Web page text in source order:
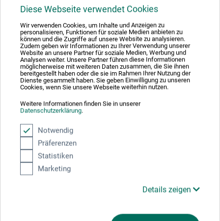
Diese Webseite verwendet Cookies
Wir verwenden Cookies, um Inhalte und Anzeigen zu
personalisieren, Funktionen für soziale Medien anbieten zu
können und die Zugriffe auf unsere Website zu analysieren.
Zudem geben wir Informationen zu Ihrer Verwendung unserer
Website an unsere Partner für soziale Medien, Werbung und
Analysen weiter. Unsere Partner führen diese Informationen
möglicherweise mit weiteren Daten zusammen, die Sie ihnen
bereitgestellt haben oder die sie im Rahmen Ihrer Nutzung der
Dienste gesammelt haben. Sie geben Einwilligung zu unseren
Cookies, wenn Sie unsere Webseite weiterhin nutzen.
Weitere Informationen finden Sie in unserer
Datenschutzerklärung.
Notwendig
Präferenzen
Statistiken
Marketing
Details zeigen
zzgl. Versandkosten